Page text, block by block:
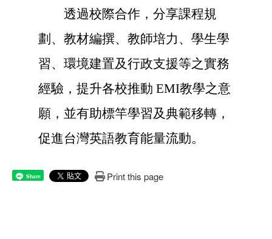
透過校際合作，分享課程規
劃、教材編撰、教師培力、學生學
習、環境建置及行政支援等之實務
經驗，提升各校推動 EMI教學之意
願，並有助標竿學習及典範移轉，
促進台灣英語教育能量流動。
Share Print this page